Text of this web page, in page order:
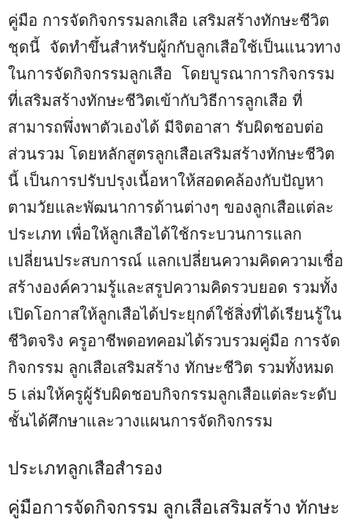
คู่มือ การจัดกิจกรรมลกเสือ เสริมสร้างทักษะชีวิต
ชุดนี้ จัดทำขึ้นสำหรับผู้กกับลูกเสือใช้เป็นแนวทาง
ในการจัดกิจกรรมลูกเสือ โดยบูรณาการกิจกรรม
ที่เสริมสร้างทักษะชีวิตเข้ากับวิธีการลูกเสือ ที่
สามารถพึ่งพาตัวเองได้ มีจิตอาสา รับผิดชอบต่อ
ส่วนรวม โดยหลักสูตรลูกเสือเสริมสร้างทักษะชีวิต
นี้ เป็นการปรับปรุงเนื้อหาให้สอดคล้องกับปัญหา
ตามวัยและพัฒนาการด้านต่างๆ ของลูกเสือแต่ละ
ประเภท เพื่อให้ลูกเสือได้ใช้กระบวนการแลก
เปลี่ยนประสบการณ์ แลกเปลี่ยนความคิดความเชื่อ
สร้างองค์ความรู้และสรูปความคิดรวบยอด รวมทั้ง
เปิดโอกาสให้ลูกเสือได้ประยุกต์ใช้สิ่งที่ได้เรียนรู้ใน
ชีวิตจริง ครูอาชีพดอทคอมได้รวบรวมคู่มือ การจัด
กิจกรรม ลูกเสือเสริมสร้าง ทักษะชีวิต รวมทั้งหมด
5 เล่มให้ครูผู้รับผิดชอบกิจกรรมลูกเสือแต่ละระดับ
ชั้นได้ศึกษาและวางแผนการจัดกิจกรรม
ประเภทลูกเสือสำรอง
คู่มือการจัดกิจกรรม ลูกเสือเสริมสร้าง ทักษะ